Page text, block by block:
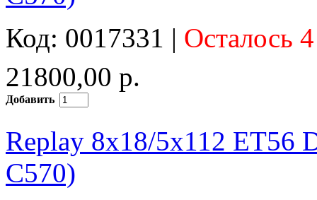
Код: 0017331 | Осталось
21800,00 р.
Добавить
Replay 8x18/5x112 ET56
C570)